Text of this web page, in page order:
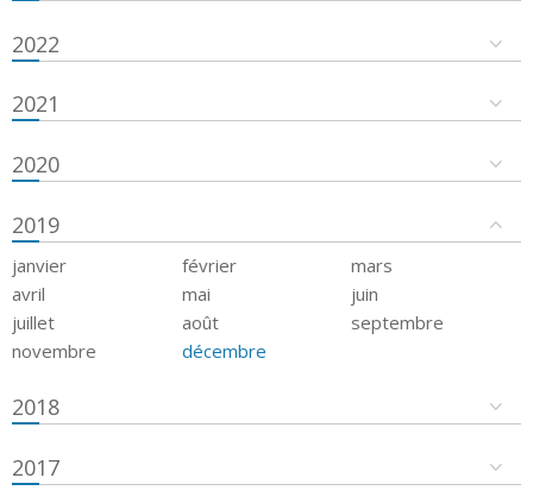
2022
2021
2020
2019
janvier février
mars
avril
mai
juin
juillet
août
septembre
novembre
décembre
2018
2017